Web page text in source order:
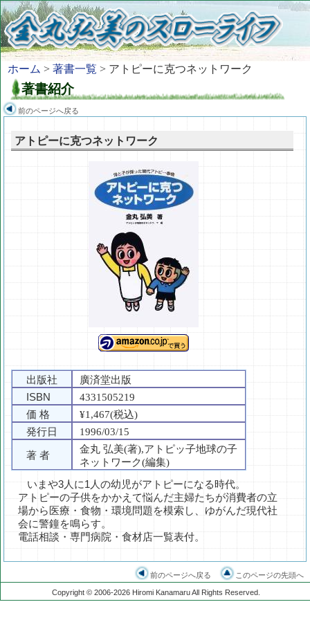
ホーム > 著書一覧 > アトピーに克つネットワーク
著書紹介
前のページへ戻る
アトピーに克つネットワーク
出版社
廣済堂出版
ISBN
4331505219
価 格
¥1,467(税込)
発行日
1996/03/15
著 者
金丸 弘美(著),アトピッ子地球の子
ネットワーク(編集)
いまや3人に1人の幼児がアトピーになる時代。
アトピーの子供をかかえて悩んだ主婦たちが消費者の立
場から医療・食物・環境問題を模索し、ゆがんだ現代社
会に警鐘を鳴らす。
電話相談・専門病院・食材店一覧表付。
前のページへ戻る このページの先頭へ
Copyright © 2006-2026 Hiromi Kanamaru All Rights Reserved.